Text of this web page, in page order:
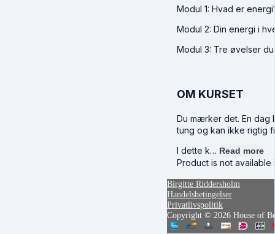
Modul 1: Hvad er
Modul 2: Din energi i
Modul 3: Tre øvelser
OM KURSET
Du mærker det. En dag
tung og kan ikke rigtig
I dette k… Read more
Product is not available
Birgitte Riddersholm
Handelsbetingelser
Privatlivspolitik
Copyright © 2026 House of